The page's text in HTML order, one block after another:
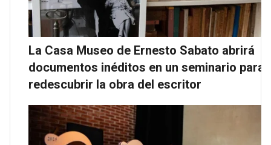
La Casa Museo de Ernesto Sabato abrirá
documentos inéditos en un seminario para
redescubrir la obra del escritor